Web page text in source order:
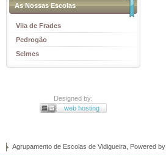
As Nossas Escolas
Vila de Frades
Pedrogão
Selmes
Designed by:
web hosting
Agrupamento de Escolas de Vidigueira, Powered by